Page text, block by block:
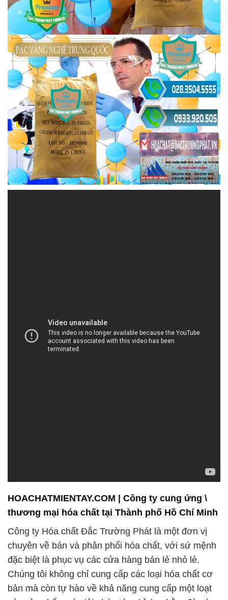
HOACHATMIENTAY.COM | Công ty cung ứng \
thương mại hóa chất tại Thành phố Hồ Chí Minh
Công ty Hóa chất Đắc Trường Phát là một đơn vị
chuyên về bán và phân phối hóa chất, với sứ mệnh
đặc biệt là phục vụ các cửa hàng bán lẻ nhỏ lẻ.
Chúng tôi không chỉ cung cấp các loại hóa chất cơ
bản mà còn tự hào về khả năng cung cấp một loạt